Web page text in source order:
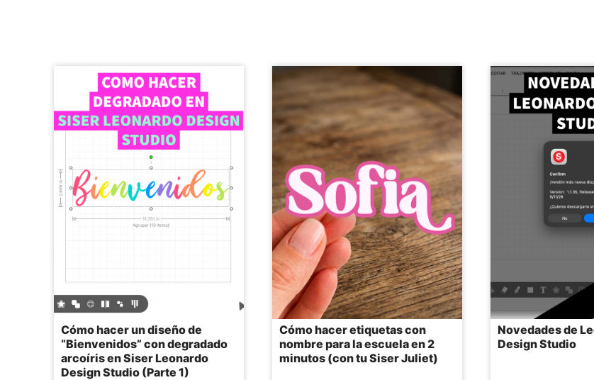
Cómo hacer un diseño de
“Bienvenidos” con degradado
arcoíris en Siser Leonardo
Design Studio (Parte 1)
Cómo hacer etiquetas con
nombre para la escuela en 2
minutos (con tu Siser Juliet)
Novedades de
Design Studio